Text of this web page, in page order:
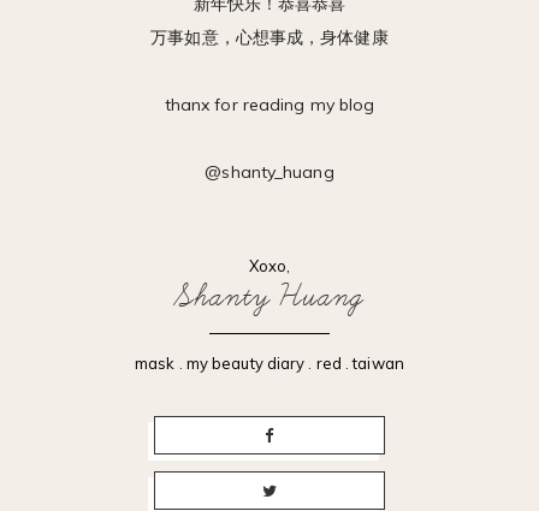
万事如意，心想事成，身体健康
thanx for reading my blog
@shanty_huang
Xoxo,
Shanty Huang
mask my beauty diary red .taiwan